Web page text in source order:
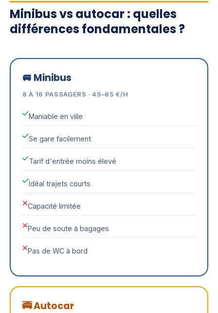
Minibus vs autocar : quelles
différences fondamentales ?
🚐 Minibus
8 À 16 PASSAGERS · 45–65 €/H
Maniable en ville
Se gare facilement
Tarif d'entrée moins élevé
Idéal trajets courts
Capacité limitée
Peu de soute à bagages
Pas de WC à bord
🚎 Autocar